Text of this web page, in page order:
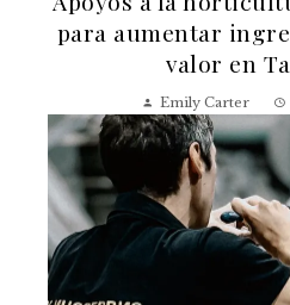
para aumentar
valor en
Emily Carter